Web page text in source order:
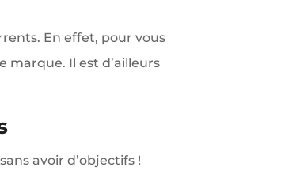
En effet, pour vous
Il est d’ailleurs
avoir d’objectifs !